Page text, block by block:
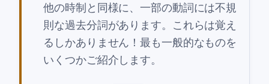
他の時制と同様に、一部の動詞には不規
則な過去分詞があります。これらは覚え
るしかありません！最も一般的なものを
いくつかご紹介します。